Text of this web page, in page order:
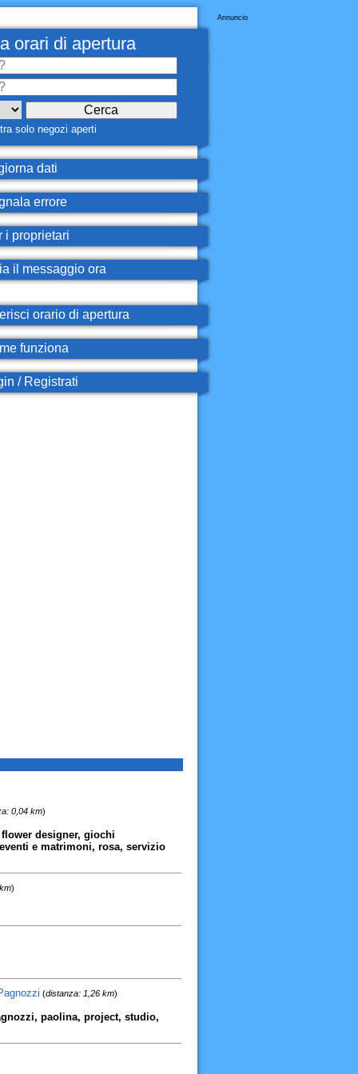
Annuncio
orari di apertura
solo negozi aperti
dati
errore
i proprietari
il messaggio ora
orario di apertura
funziona
/ Registrati
0,04 km)
designer, giochi
e matrimoni, rosa, servizio
)
(distanza: 1,26 km)
paolina, project, studio,